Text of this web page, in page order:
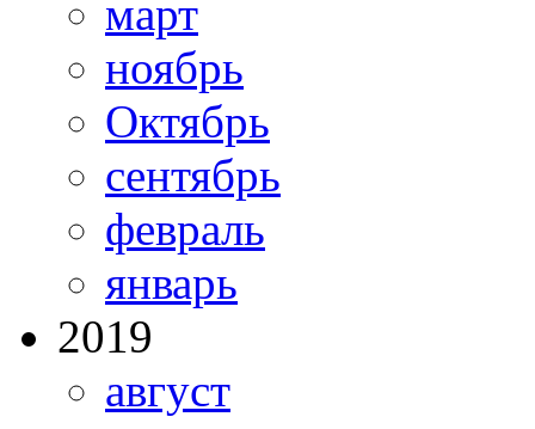
март
ноябрь
Октябрь
сентябрь
февраль
январь
2019
август